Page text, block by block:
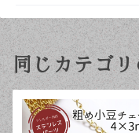
同じカテゴ